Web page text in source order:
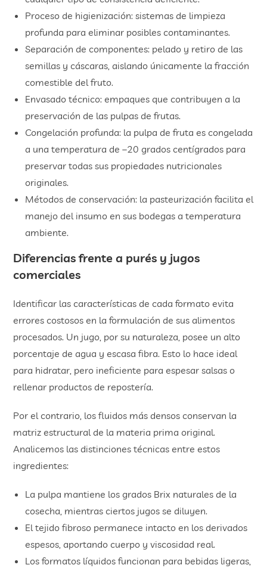
Proceso de higienización: sistemas de limpieza
profunda para eliminar posibles contaminantes.
Separación de componentes: pelado y retiro de las
semillas y cáscaras, aislando únicamente la fracción
comestible del fruto.
Envasado técnico: empaques que contribuyen a la
preservación de las pulpas de frutas.
Congelación profunda: la pulpa de fruta es congelada
a una temperatura de –20 grados centígrados para
preservar todas sus propiedades nutricionales
originales.
Métodos de conservación: la pasteurización facilita el
manejo del insumo en sus bodegas a temperatura
ambiente.
Diferencias frente a purés y jugos
comerciales
Identificar las características de cada formato evita
errores costosos en la formulación de sus alimentos
procesados. Un jugo, por su naturaleza, posee un alto
porcentaje de agua y escasa fibra. Esto lo hace ideal
para hidratar, pero ineficiente para espesar salsas o
rellenar productos de repostería.
Por el contrario, los fluidos más densos conservan la
matriz estructural de la materia prima original.
Analicemos las distinciones técnicas entre estos
ingredientes:
La pulpa mantiene los grados Brix naturales de la
cosecha, mientras ciertos jugos se diluyen.
El tejido fibroso permanece intacto en los derivados
espesos, aportando cuerpo y viscosidad real.
Los formatos líquidos funcionan para bebidas ligeras,